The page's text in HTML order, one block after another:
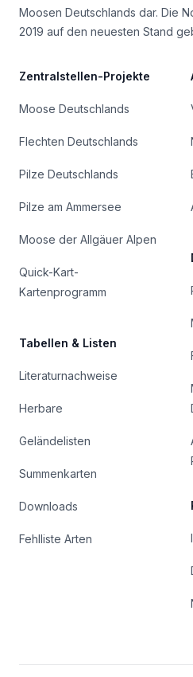
Moosen Deutschlands dar. Die
2019 auf den neuesten Stand
Zentralstellen-Projekte
Moose Deutschlands
Flechten Deutschlands
Pilze Deutschlands
Pilze am Ammersee
Moose der Allgäuer Alpen
Quick-Kart-
Kartenprogramm
Tabellen & Listen
Literaturnachweise
Herbare
Geländelisten
Summenkarten
Downloads
Fehlliste Arten